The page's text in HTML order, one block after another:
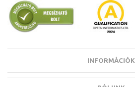
INFORMÁCIÓK